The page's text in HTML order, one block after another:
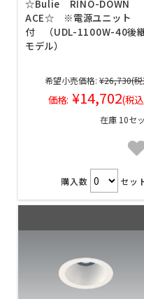
☆Bulie RINO-DOWN
ACE☆ ※電源ユニット
付 （UDL-1100W-40後
モデル）
希望小売価格: ¥26,730(
価格: ¥14,702(税
在庫 10セ
購入数 セッ